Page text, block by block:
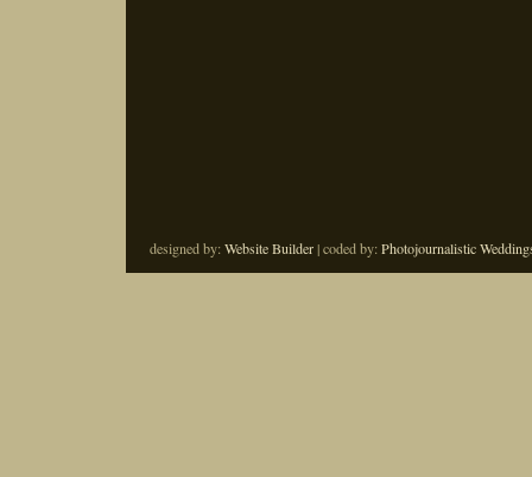
designed by:Website Builder| coded by:Photojournalistic